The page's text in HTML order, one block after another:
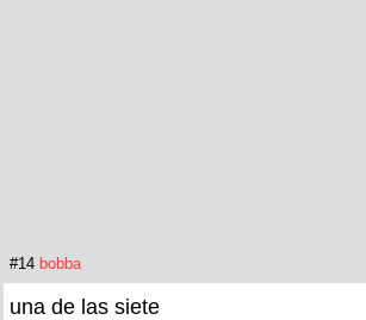
#14 bobba
una de las siete